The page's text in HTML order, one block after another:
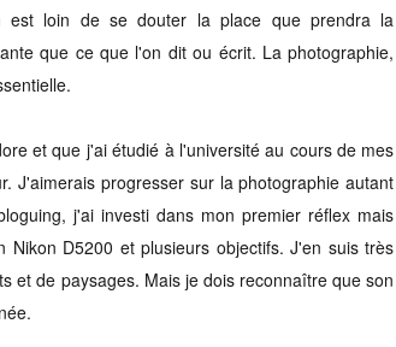
loin de se douter la place que prendra la
que ce que l'on dit ou écrit. La photographie,
et que j'ai étudié à l'université au cours de mes
J'aimerais progresser sur la photographie autant
j'ai investi dans mon premier réflex mais
D5200 et plusieurs objectifs. J'en suis très
et de paysages. Mais je dois reconnaître que son